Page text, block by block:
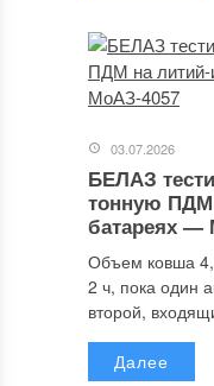
03.07.2026
БЕЛАЗ
тонную
батареях —
Объем ковша
2 ч, пока один
второй,
Далее